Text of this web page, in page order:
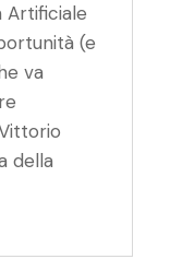
Artificiale
(e
va
della